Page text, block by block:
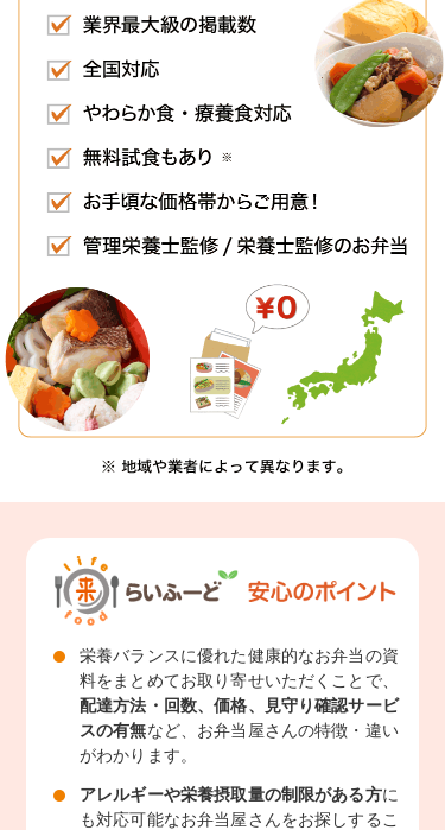
栄養バランスに優れた健康的なお弁当の資
料をまとめてお取り寄せいただくことで、
配達方法・回数、価格、見守り確認サービ
スの有無など、お弁当屋さんの特徴・違い
がわかります。
アレルギーや栄養摂取量の制限がある方に
も対応可能なお弁当屋さんをお探しするこ